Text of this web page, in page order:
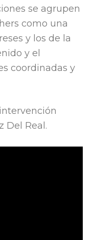
se agrupen
como una
y los de la
y el
coordinadas y
Del Real.